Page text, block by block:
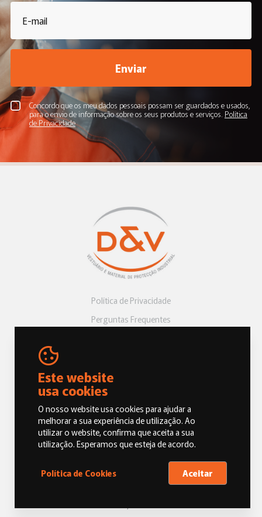
Concordo que os meu dados pessoais possam ser guardados e usados,
para o envio de informação sobre os seus produtos e serviços. Política
de Privacidade
Enviar
Política de Privacidade
Perguntas Frequentes
© 2026 Dias e Vicentes, Vestuário e Material de Proteção Industrial.
Todos os direitos reservados
Este website
usa cookies
O nosso website usa cookies para ajudar a
melhorar a sua experiência de utilização. Ao
utilizar o website, confirma que aceita a sua
utilização. Esperamos que esteja de acordo.
Política de Cookies Aceitar